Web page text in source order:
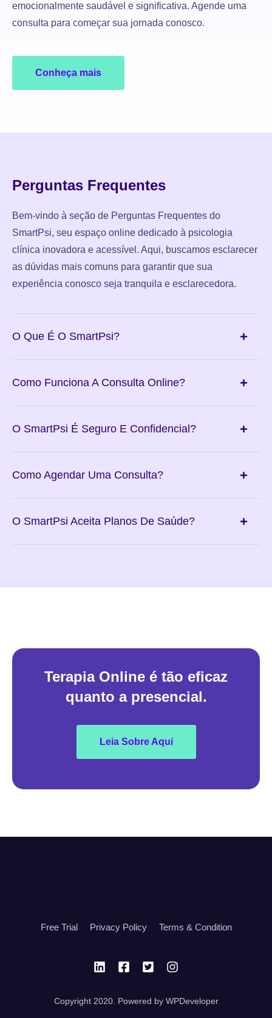
emocionalmente saudável e significativa. Agende uma
consulta para começar sua jornada conosco.
Conheça mais
Perguntas Frequentes
Bem-vindo à seção de Perguntas Frequentes do
SmartPsi, seu espaço online dedicado à psicologia
clínica inovadora e acessível. Aqui, buscamos esclarecer
as dúvidas mais comuns para garantir que sua
experiência conosco seja tranquila e esclarecedora.
O Que É O SmartPsi?
Como Funciona A Consulta Online?
O SmartPsi É Seguro E Confidencial?
Como Agendar Uma Consulta?
O SmartPsi Aceita Planos De Saúde?
Terapia Online é tão eficaz
quanto a presencial.
Leia Sobre Aqui
Free Trial Privacy Policy Terms & Condition
Copyright 2020. Powered by WPDeveloper